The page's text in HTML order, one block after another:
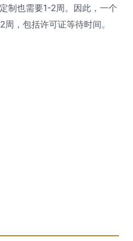
制也需要1-2周。因此，一个
，包括许可证等待时间。